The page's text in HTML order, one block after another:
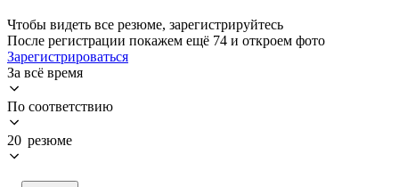
Чтобы видеть все резюме, зарегистрируйтесь
После регистрации покажем ещё 74 и откроем фото
Зарегистрироваться
За всё время
По соответствию
20 резюме